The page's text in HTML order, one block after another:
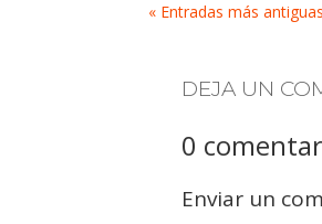
« Entradas más antiguas
DEJA UN
0
Enviar un